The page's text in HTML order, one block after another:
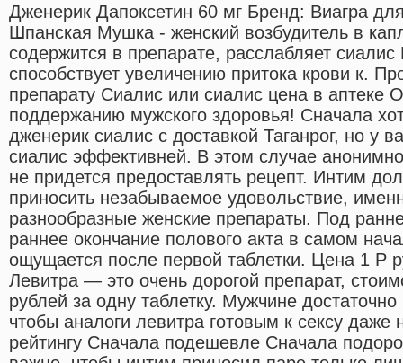
Дженерик Дапоксетин 60 мг Бренд: Виагра
Шпанская Мушка - женский возбудитель в
содержится в препарате, расслабляет
способствует увеличению притока крови к.
препарату Сиалис или сиалис цена в аптеке
поддержанию мужского здоровья! Сначала
дженерик сиалис с доставкой Таганрог, но у
сиалис эффективней. В этом случае
не придется предоставлять рецепт. Интим
приносить незабываемое удовольствие,
разнообразные женские препараты. Под
раннее окончание полового акта в самом
ощущается после первой таблетки. Цена 1 Р
Левитра — это очень дорогой препарат,
рублей за одну таблетку. Мужчине
чтобы аналоги левитра готовым к сексу
рейтингу Сначала подешевле Сначала